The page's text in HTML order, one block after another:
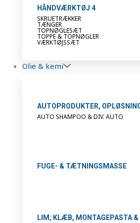
HÅNDVÆRKTØJ 4
SKRUETRÆKKER
TÆNGER
TOPNØGLESÆT
TOPPE & TOPNØGLER
VÆRKTØJSSÆT
Olie & kemi
AUTOPRODUKTER,
AUTO SHAMPOO & DIV. AUTO
FUGE- & TÆTNINGSMASSE
LIM, KLÆB, MONTAGEPASTA